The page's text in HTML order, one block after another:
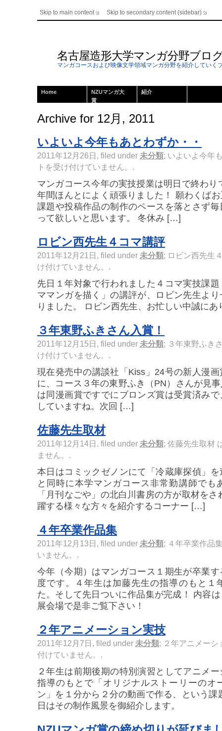
Skip to main content Skip to secondary content (sidebar)
名古屋造形大学マンガ分野ブロ
マンガコースおよび映像文学領域マンガ分野を紹介していく
Home
NZUマンガ大
賞
紹介
Archive for 12月, 2011
いよいよ今年もあとわずか・・
2011年12月26日, filed under 未分類; いよいよ今年
トを受け付けていません。 .
マンガコース今年の実技授業は明日で終わ
年間ほんとによく頑張りました！ 願わくば
課題や投稿作品の制作のペースを落とさず
って欲しいと思います。 冬休み […]
ロビン西先生４コマ講評
2011年12月21日, filed under 未分類; ロビン西先生
け付けていません。 .
先日１年対象で行われました４コマ実技課
ママンガを描く」の講評が、ロビン先生よ
りました。 ロビン西先生、お忙しい中誠に
３年東野ふきさん入賞！
2011年12月15日, filed under 未分類; ３年東野ふき
け付けていません。 .
現在発売中の講談社「Kiss」24号の新人漫
に、コース３年の東野ふき（PN）さんが見
は同漫画賞ですでにブロンズ賞は受賞済み
していますね。次回 […]
佐藤先生取材
2011年12月14日, filed under 未分類; 佐藤先生取材
ません。 .
本日はコミックゼノンにて「冷蔵庫探偵」
と同時に本学マンガコース非常勤講師でも
「月刊なごや」の北白川書房の方が取材を
躍する様々な方々を紹介するコーナー […]
４年卒業作品集
2011年12月13日, filed under 未分類; ４年卒業作品
いません。 .
今年（今期）はマンガコース１期生が卒業
度です。４年生は加藤先生の指導のもと１
た。そして先日ついに作品集が完成！ 内容
展会場で是非ご覧下さい！
２年アニメーション実技
2011年12月7日, filed under 未分類; ２年アニメーシ
付けていません。 .
２年生は前期後期の特別演習としてアニメ
指導のもとで「オリジナルストーリーのオ
ン」を１分から２分の動画で作る、という
日はその制作風景を御紹介します。